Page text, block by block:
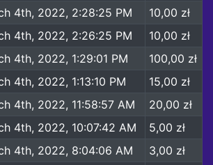
4th, 2022, 2:28:25 PM
10,00 zł
4th, 2022, 2:26:25 PM
10,00 zł
4th, 2022, 1:29:01 PM
100,00 zł
4th, 2022, 1:13:10 PM
15,00 zł
4th, 2022, 11:58:57 AM
20,00 zł
4th, 2022, 10:07:42 AM
5,00 zł
4th, 2022, 8:04:06 AM
3,00 zł